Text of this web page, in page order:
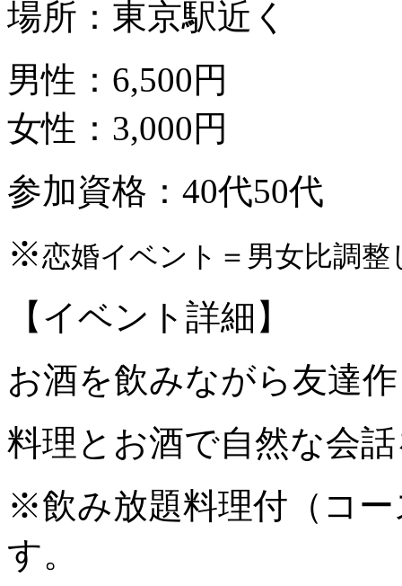
場所：東京駅近く
男性：6,500円
女性：3,000円
参加資格：40代50代
※恋婚イベント＝男女比調
【イベント詳細】
お酒を飲みながら友達
料理とお酒で自然な会
※飲み放題料理付（コ
す。